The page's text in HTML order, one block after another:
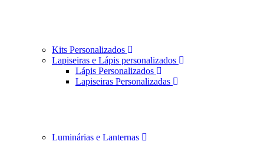
Kits Personalizados
Lapiseiras e Lápis personalizados
Lápis Personalizados
Lapiseiras Personalizadas
Luminárias e Lanternas